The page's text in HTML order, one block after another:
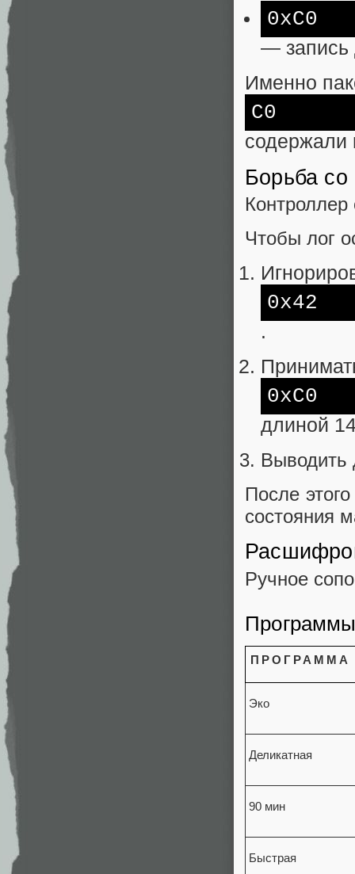
0xC0
— запись
Именно
C0
содержали
Борьба
Контроллер
Чтобы лог
0x42
.
0xC0
длиной
Выводить
После
состояния
Ручное
ПРОГРАММА
Эко
Деликатная
90 мин
Быстрая